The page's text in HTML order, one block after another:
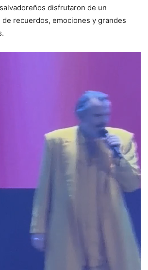
disfrutaron de un
recuerdos, emociones y grandes